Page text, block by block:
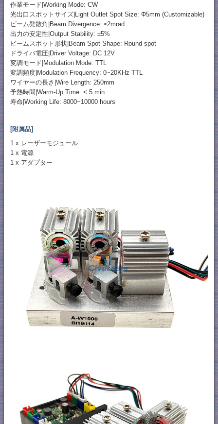
作業モード|Working Mode: CW
光出口スポットサイズ|Light Outlet Spot Size: Φ5mm (Customizable)
ビーム発散角|Beam Divergence: ≤2mrad
出力の安定性|Output Stability: ±5%
ビームスポット形状|Beam Spot Shape: Round spot
ドライバ電圧|Driver Voltage: DC 12V
変調モード|Modulation Mode: TTL
変調頻度|Modulation Frequency: 0~20KHz TTL
ワイヤーの長さ|Wire Length: 250mm
予熱時間|Warm-Up Time: < 5 min
寿命|Working Life: 8000~10000 hours
[附属品]
1 x レーザーモジュール
1 x 電源
1 x アダプター